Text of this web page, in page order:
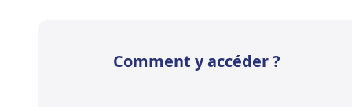
Comment y accéder ?